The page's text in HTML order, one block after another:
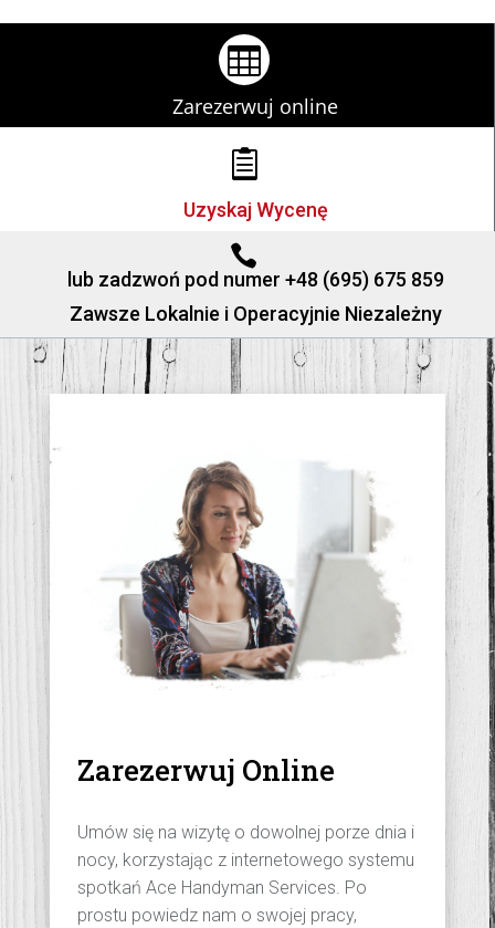

Zarezerwuj online

Uzyskaj Wycenę

lub zadzwoń pod numer +48 (695) 675 859
Zawsze Lokalnie i Operacyjnie Niezależny
Zarezerwuj Online
Umów się na wizytę o dowolnej porze dnia i
nocy, korzystając z internetowego systemu
spotkań Ace Handyman Services. Po
prostu powiedz nam o swojej pracy,